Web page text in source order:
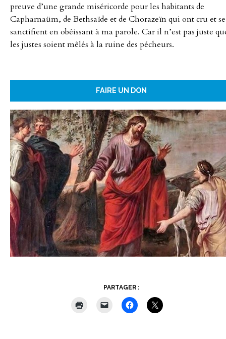
preuve d’une grande miséricorde pour les habitants de
Capharnaüm, de Bethsaïde et de Chorazeïn qui ont cru et se
sanctifient en obéissant à ma parole. Car il n’est pas juste
les justes soient mêlés à la ruine des pécheurs.
FAIRE UN DON
PARTAGER :